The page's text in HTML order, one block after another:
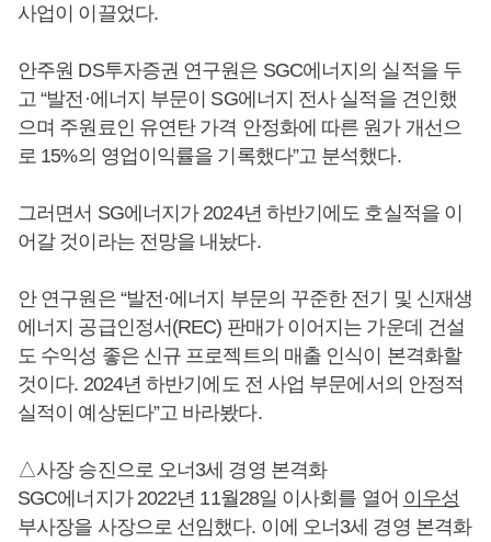
사업이 이끌었다.
안주원 DS투자증권 연구원은 SGC에너지의 실적을 두
고 “발전·에너지 부문이 SG에너지 전사 실적을 견인했
으며 주원료인 유연탄 가격 안정화에 따른 원가 개선으
로 15%의 영업이익률을 기록했다”고 분석했다.
그러면서 SG에너지가 2024년 하반기에도 호실적을 이
어갈 것이라는 전망을 내놨다.
안 연구원은 “발전·에너지 부문의 꾸준한 전기 및 신재생
에너지 공급인정서(REC) 판매가 이어지는 가운데 건설
도 수익성 좋은 신규 프로젝트의 매출 인식이 본격화할
것이다. 2024년 하반기에도 전 사업 부문에서의 안정적
실적이 예상된다”고 바라봤다.
△사장 승진으로 오너3세 경영 본격화
SGC에너지가 2022년 11월28일 이사회를 열어 이우성
부사장을 사장으로 선임했다. 이에 오너3세 경영 본격화